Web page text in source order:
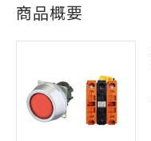
商品概要